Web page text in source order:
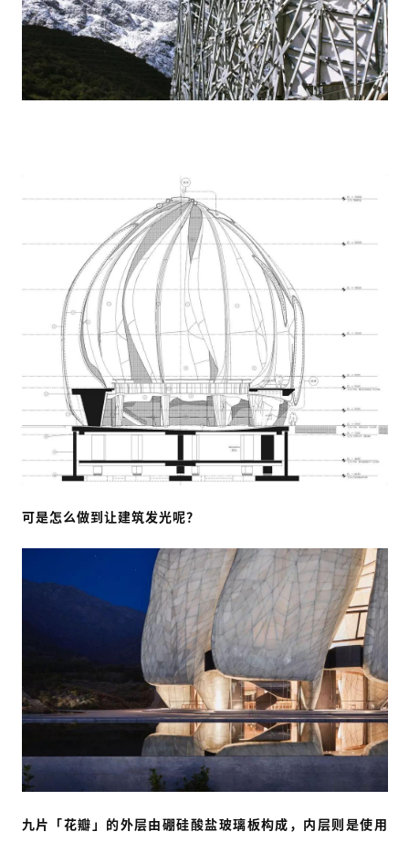
可是怎么做到让建筑发光呢？
九片「花瓣」的外层由硼硅酸盐玻璃板构成，内层则是使用